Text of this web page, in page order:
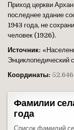
Приход церкви
последнее здание
1943 года, не
человек (1926).
Источник:
Энциклопедический
Координаты:
Фамилии
года
Список фамилий